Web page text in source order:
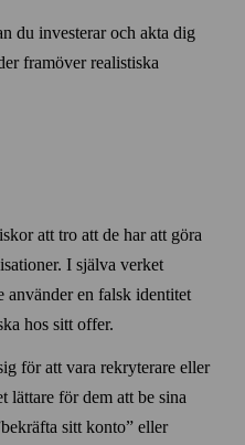
du investerar och akta dig
fram­över realistiska
att tro att de har att göra
I själva verket
använder en falsk identitet
hos sitt offer.
för att vara rekryterare eller
lättare för dem att be sina
sitt konto” eller